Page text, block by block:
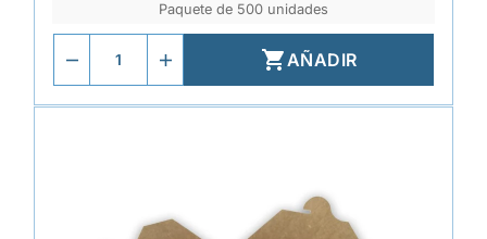
Paquete de 500 unidades
AÑADIR